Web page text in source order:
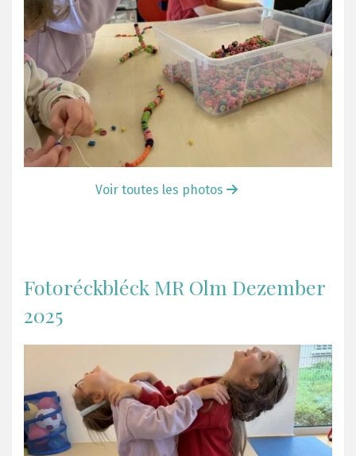
Voir toutes les photos
Fotoréckbléck MR Olm Dezember
2025